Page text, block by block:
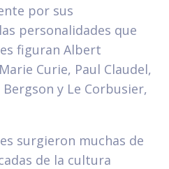
por sus
personalidades que
figuran Albert
Curie, Paul Claudel,
y Le Corbusier,
surgieron muchas de
de la cultura